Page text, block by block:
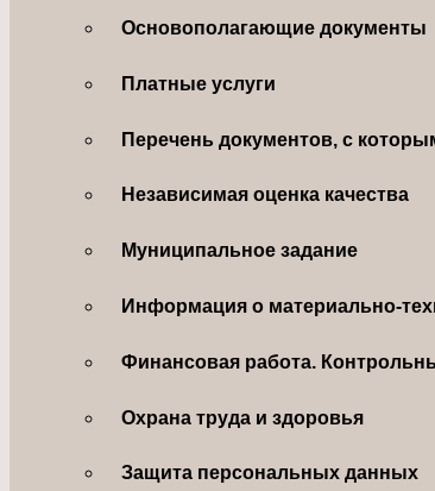
Основополагающие документы
Платные услуги
Перечень документов, с
Независимая оценка качества
Муниципальное задание
Информация о материально-
Финансовая работа.
Охрана труда и здоровья
Защита персональных данных